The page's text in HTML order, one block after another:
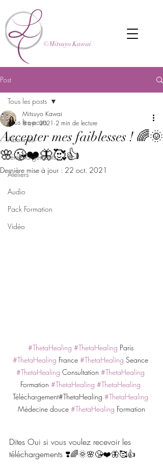
©Mitsuyo Kawai
Post
Tous les posts
Abonnés
Téléchargements
Ateliers
Audio
Pack Formation
Vidéo
Tous les posts
Accepter mes faiblesses ! 🌈🌞
🌸😘❤️🦋🥰👍
Mitsuyo Kawai
8 avr. 2021 2 min de lecture
Dernière mise à jour : 22 oct. 2021
#ThetaHealing #ThetaHealing Paris
#ThetaHealing France #ThetaHealing Seance
#ThetaHealing Consultation #ThetaHealing
Formation #ThetaHealing #ThetaHealing
Téléchargement#ThetaHealing #ThetaHealing
Médecine douce #ThetaHealing Formation
Dites Oui si vous voulez recevoir les
téléchargements ❣️🌈🌞🌸😘❤️🦋🥰👍